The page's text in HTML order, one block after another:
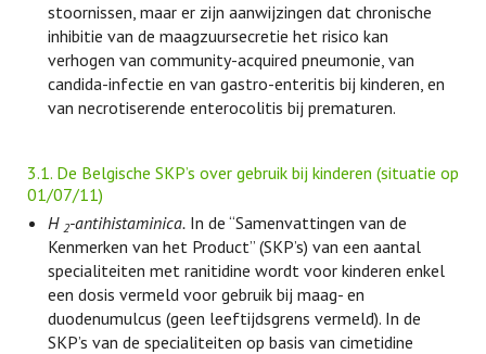
stoornissen, maar er zijn aanwijzingen dat chronische
inhibitie van de maagzuursecretie het risico kan
verhogen van community-acquired pneumonie, van
candida-infectie en van gastro-enteritis bij kinderen, en
van necrotiserende enterocolitis bij prematuren.
3.1. De Belgische SKP’s over gebruik bij kinderen (situatie op
01/07/11)
H 2-antihistaminica. In de “Samenvattingen van de
Kenmerken van het Product” (SKP’s) van een aantal
specialiteiten met ranitidine wordt voor kinderen enkel
een dosis vermeld voor gebruik bij maag- en
duodenumulcus (geen leeftijdsgrens vermeld). In de
SKP’s van de specialiteiten op basis van cimetidine